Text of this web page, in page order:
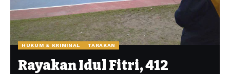
HUKUM & KRIMINAL TARAKAN
Rayakan Idul Fitri, 412